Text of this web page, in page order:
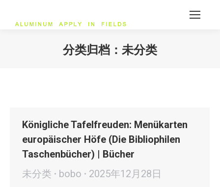
分类归档： 未分类
Königliche Tafelfreuden: Menükarten
europäischer Höfe (Die Bibliophilen
Taschenbücher) | Bücher
未分类
bobo
2025年12月28日